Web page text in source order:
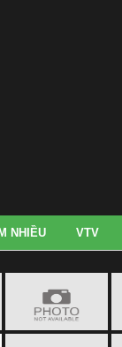
NHIỀU VTV